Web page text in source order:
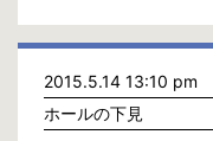
2015.5.14 13:10 pm
ホールの下見